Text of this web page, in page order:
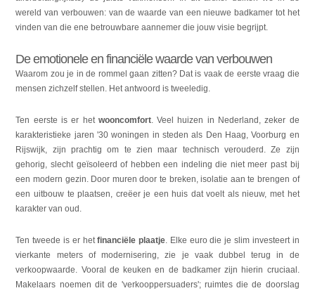
wereld van verbouwen: van de waarde van een nieuwe badkamer tot het
vinden van die ene betrouwbare aannemer die jouw visie begrijpt.
De emotionele en financiële waarde van verbouwen
Waarom zou je in de rommel gaan zitten? Dat is vaak de eerste vraag die
mensen zichzelf stellen. Het antwoord is tweeledig.
Ten eerste is er het wooncomfort. Veel huizen in Nederland, zeker de
karakteristieke jaren '30 woningen in steden als Den Haag, Voorburg en
Rijswijk, zijn prachtig om te zien maar technisch verouderd. Ze zijn
gehorig, slecht geïsoleerd of hebben een indeling die niet meer past bij
een modern gezin. Door muren door te breken, isolatie aan te brengen of
een uitbouw te plaatsen, creëer je een huis dat voelt als nieuw, met het
karakter van oud.
Ten tweede is er hetfinanciële plaatje. Elke euro die je slim investeert in
vierkante meters of modernisering, zie je vaak dubbel terug in de
verkoopwaarde. Vooral de keuken en de badkamer zijn hierin cruciaal.
Makelaars noemen dit de 'verkooppersuaders'; ruimtes die de doorslag